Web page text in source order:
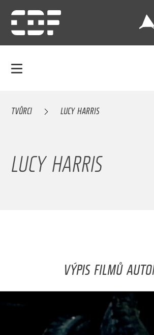
TVŮRCI LUCY HARRIS
LUCY HARRIS
VÝPIS FILMŮ